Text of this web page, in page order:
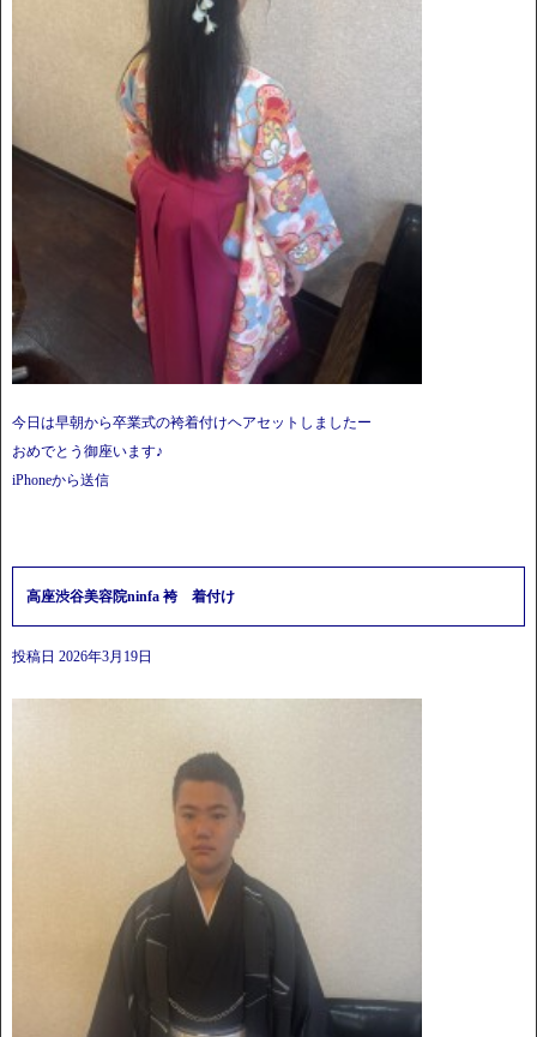
今日は早朝から卒業式の袴着付けヘアセットしましたー
おめでとう御座います♪
iPhoneから送信
高座渋谷美容院ninfa 袴 着付け
投稿日 2026年3月19日